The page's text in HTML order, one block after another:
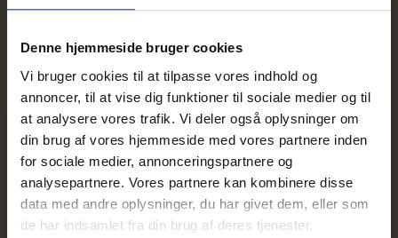
Denne hjemmeside bruger cookies
Vi bruger cookies til at tilpasse vores indhold og
annoncer, til at vise dig funktioner til sociale medier og til
at analysere vores trafik. Vi deler også oplysninger om
din brug af vores hjemmeside med vores partnere inden
for sociale medier, annonceringspartnere og
analysepartnere. Vores partnere kan kombinere disse
data med andre oplysninger, du har givet dem, eller som
de har indsamlet fra din brug af deres tjenester.
Vil du vide mere?